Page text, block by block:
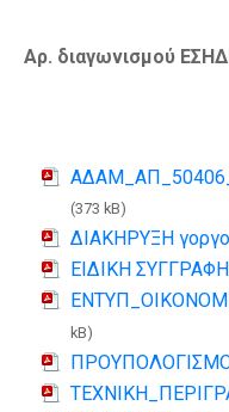
Αρ. διαγωνισμού
(373 kB)
ΔΙΑΚΗΡΥΞΗ
EΙΔΙΚΗ
kB)